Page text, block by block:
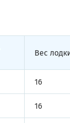
Вес
16
16